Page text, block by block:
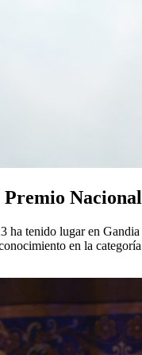
ha tenido lugar en
en la